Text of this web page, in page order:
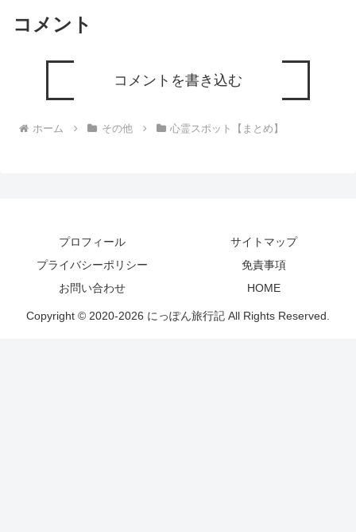
コメント
コメントを書き込む
ホーム その他 心霊スポット【まとめ】
プロフィール
サイトマップ
プライバシーポリシー
免責事項
お問い合わせ
HOME
Copyright © 2020-2026 にっぽん旅行記 All Rights Reserved.